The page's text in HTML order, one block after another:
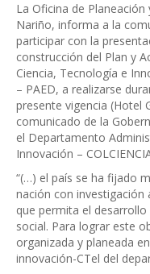
La Oficina de
Nariño, informa a la
participar con la
construcción del Plan y
Ciencia, Tecnología e
– PAED, a realizarse
presente vigencia (Hotel
comunicado de la
el Departamento
Innovación –
“(…) el país se ha fijado
nación con investigación
que permita el
social. Para lograr este
organizada y planeada
innovación-CTel del